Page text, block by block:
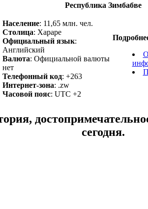
Республика Зимбабве
Население: 11,65 млн. чел.
Столица: Хараре
Официальный язык:
Английский
Валюта: Официальной валюты
нет
Телефонный код: +263
Интернет-зона: .zw
Часовой пояс: UTC +2
сегодня.